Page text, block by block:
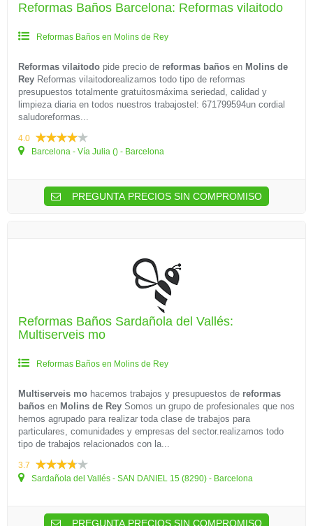
Reformas Baños Barcelona: Reformas vilaitodo
Reformas Baños en Molins de Rey
Reformas vilaitodo pide precio de reformas baños en Molins de
Rey Reformas vilaitodorealizamos todo tipo de reformas
presupuestos totalmente gratuitosmáxima seriedad, calidad y
limpieza diaria en todos nuestros trabajostel: 671799594un cordial
saludoreformas...
4.0
Barcelona - Vía Julia () - Barcelona
PREGUNTA PRECIOS SIN COMPROMISO
Reformas Baños Sardañola del Vallés:
Multiserveis mo
Reformas Baños en Molins de Rey
Multiserveis mo hacemos trabajos y presupuestos de reformas
baños en Molins de Rey Somos un grupo de profesionales que nos
hemos agrupado para realizar toda clase de trabajos para
particulares, comunidades y empresas del sector.realizamos todo
tipo de trabajos relacionados con la...
3.7
Sardañola del Vallés - SAN DANIEL 15 (8290) - Barcelona
PREGUNTA PRECIOS SIN COMPROMISO